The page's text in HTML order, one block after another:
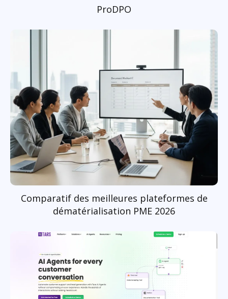
ProDPO
Comparatif des meilleures plateformes de
dématérialisation PME 2026